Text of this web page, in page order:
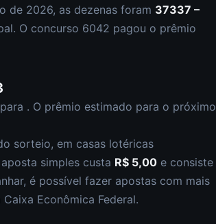
de 2026, as dezenas foram 37337 –
O concurso 6042 pagou o prêmio
. O prêmio estimado para o próximo
sorteio, em casas lotéricas
simples custa R$ 5,00 e consiste
é possível fazer apostas com mais
Econômica Federal.